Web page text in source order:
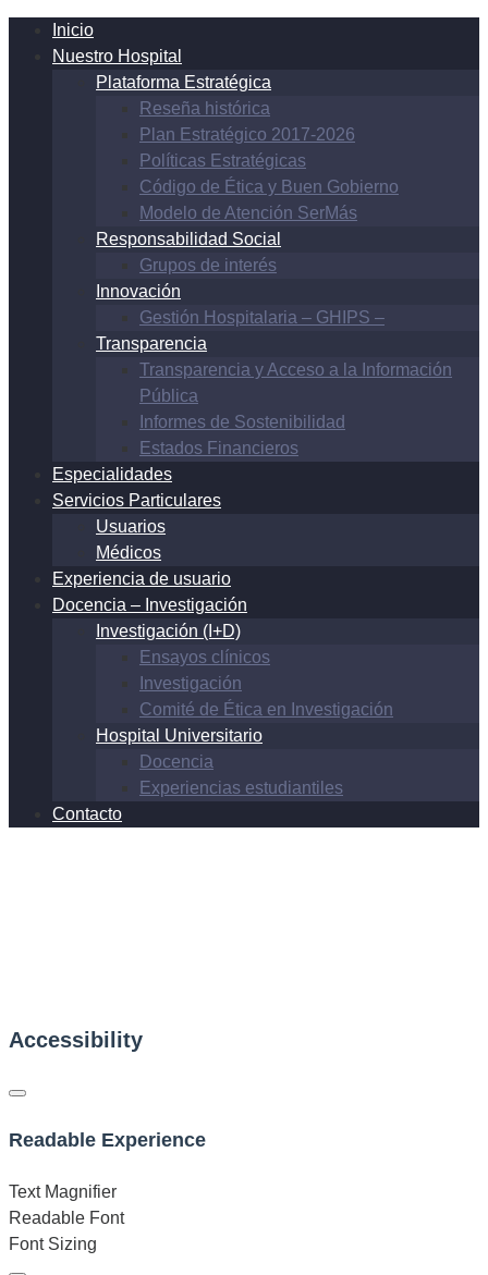
Inicio
Nuestro Hospital
Plataforma Estratégica
Reseña histórica
Plan Estratégico 2017-2026
Políticas Estratégicas
Código de Ética y Buen Gobierno
Modelo de Atención SerMás
Responsabilidad Social
Grupos de interés
Innovación
Gestión Hospitalaria – GHIPS –
Transparencia
Transparencia y Acceso a la Información
Pública
Informes de Sostenibilidad
Estados Financieros
Especialidades
Servicios Particulares
Usuarios
Médicos
Experiencia de usuario
Docencia – Investigación
Investigación (I+D)
Ensayos clínicos
Investigación
Comité de Ética en Investigación
Hospital Universitario
Docencia
Experiencias estudiantiles
Contacto
Accessibility
Readable Experience
Text Magnifier
Readable Font
Font Sizing